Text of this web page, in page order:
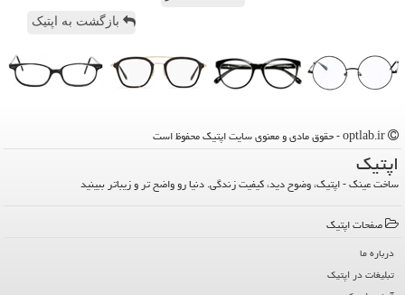
بازگشت به اپتیک
اپتیك
ساخت عینک - اپتیک، وضوح دید، کیفیت زندگی. دنیا رو واضح تر و زیباتر ببینید
صفحات اپتیك
درباره ما
تبلیغات در اپتیك